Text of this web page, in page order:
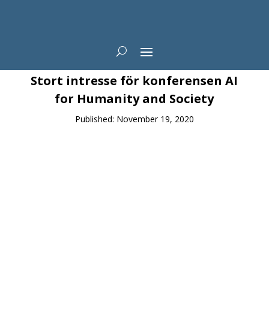
News
Stort intresse för konferensen AI
for Humanity and Society
Published: November 19, 2020